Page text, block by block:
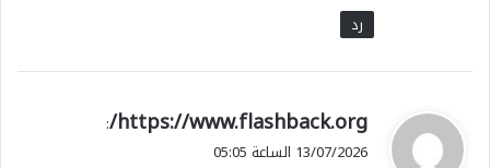
رد
ي
ق
https://www.flashback.org/
:
13/07/2026 الساعة 05:05